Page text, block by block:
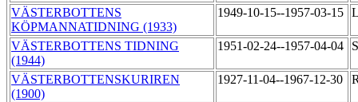
VÄSTERBOTTENS
KÖPMANNATIDNING (1933)
1949-10-15--1957-03-15
VÄSTERBOTTENS TIDNING
(1944)
1951-02-24--1957-04-04
VÄSTERBOTTENSKURIREN
(1900)
1927-11-04--1967-12-30